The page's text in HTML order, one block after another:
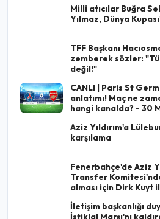
Milli atıcılar Buğra
Yılmaz, Dünya
TFF Başkanı
zemberek sözler:
değil!"
CANLI | Paris St
anlatımı! Maç ne
hangi kanalda? - 30
Aziz Yıldırım'a
karşılama
Fenerbahçe'de Aziz
Transfer
alması için Dirk Kuyt
İletişim başkanlığı
İstiklal Marşı'nı